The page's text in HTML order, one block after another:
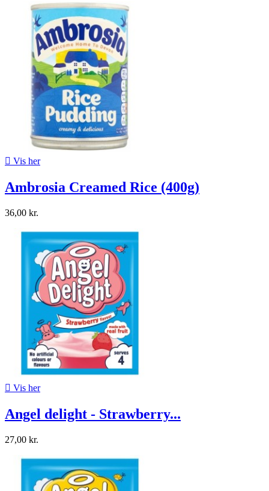
 Vis her
Ambrosia Creamed Rice (400g)
36,00 kr.
 Vis her
Angel delight - Strawberry...
27,00 kr.